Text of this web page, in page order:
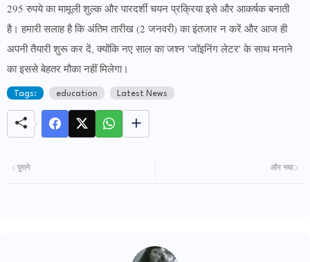
295 रुपये का मामूली शुल्क और पारदर्शी चयन प्रक्रिया इसे और आकर्षक बनाती
है। हमारी सलाह है कि अंतिम तारीख (2 जनवरी) का इंतजार न करें और आज ही
अपनी तैयारी शुरू कर दें, क्योंकि नए साल का जश्न 'जॉइनिंग लेटर' के साथ मनाने
का इससे बेहतर मौका नहीं मिलेगा।
Tags: education Latest News
और नया
पुराने